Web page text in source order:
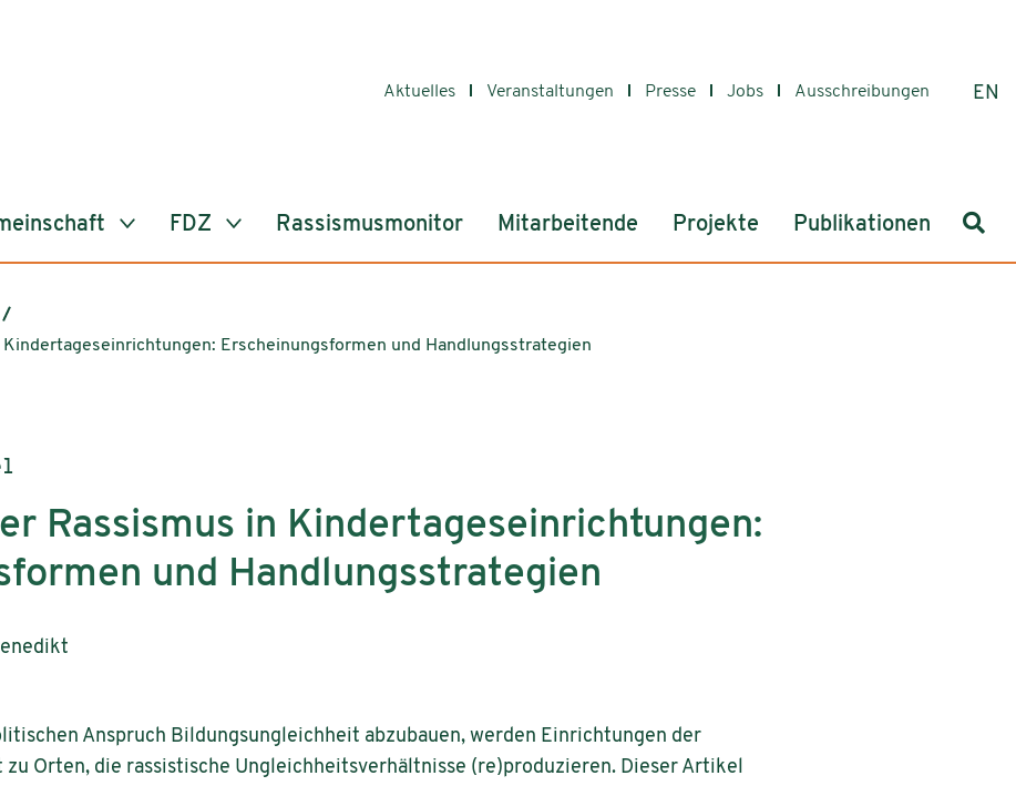
Aktuelles Veranstaltungen Presse Jobs Ausschreibungen EN
FDZ Rassismusmonitor Mitarbeitende Projekte Publikationen
Erscheinungsformen und Handlungsstrategien
Rassismus in Kindertageseinrichtungen:
und Handlungsstrategien
Anspruch Bildungsungleichheit abzubauen, werden Einrichtungen der
Orten, die rassistische Ungleichheitsverhältnisse (re)produzieren. Dieser Artikel